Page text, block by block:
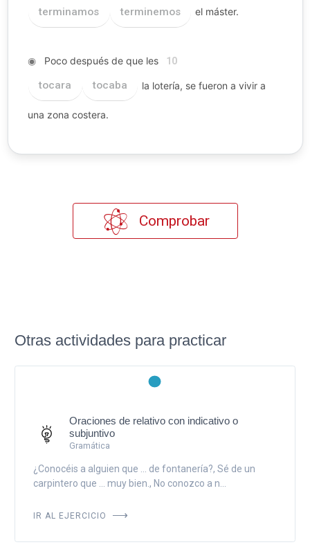
terminamos terminemos el máster.
◉Poco después de que les 10
tocara tocaba la lotería, se fueron a vivir a
una zona costera.
Comprobar
Otras actividades para practicar
Oraciones de relativo con indicativo o
subjuntivo
Gramática
¿Conocéis a alguien que ... de fontanería?, Sé de un
carpintero que ... muy bien., No conozco a n...
IR AL EJERCICIO